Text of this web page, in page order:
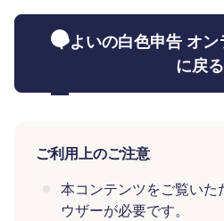
やよいの白色申告 オ
に戻る
ご利用上のご注意
本コンテンツをご覧いた
ウザーが必要です。